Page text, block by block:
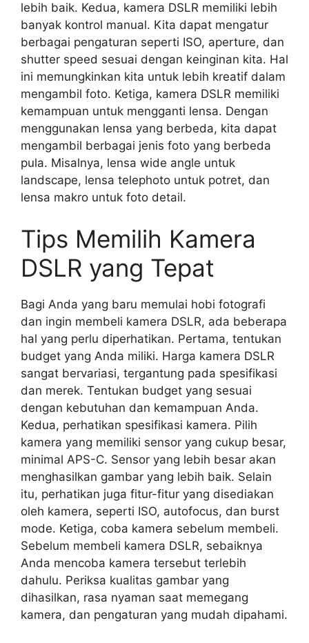
lebih baik. Kedua, kamera DSLR memiliki lebih
banyak kontrol manual. Kita dapat mengatur
berbagai pengaturan seperti ISO, aperture, dan
shutter speed sesuai dengan keinginan kita. Hal
ini memungkinkan kita untuk lebih kreatif dalam
mengambil foto. Ketiga, kamera DSLR memiliki
kemampuan untuk mengganti lensa. Dengan
menggunakan lensa yang berbeda, kita dapat
mengambil berbagai jenis foto yang berbeda
pula. Misalnya, lensa wide angle untuk
landscape, lensa telephoto untuk potret, dan
lensa makro untuk foto detail.
Tips Memilih Kamera
DSLR yang Tepat
Bagi Anda yang baru memulai hobi fotografi
dan ingin membeli kamera DSLR, ada beberapa
hal yang perlu diperhatikan. Pertama, tentukan
budget yang Anda miliki. Harga kamera DSLR
sangat bervariasi, tergantung pada spesifikasi
dan merek. Tentukan budget yang sesuai
dengan kebutuhan dan kemampuan Anda.
Kedua, perhatikan spesifikasi kamera. Pilih
kamera yang memiliki sensor yang cukup besar,
minimal APS-C. Sensor yang lebih besar akan
menghasilkan gambar yang lebih baik. Selain
itu, perhatikan juga fitur-fitur yang disediakan
oleh kamera, seperti ISO, autofocus, dan burst
mode. Ketiga, coba kamera sebelum membeli.
Sebelum membeli kamera DSLR, sebaiknya
Anda mencoba kamera tersebut terlebih
dahulu. Periksa kualitas gambar yang
dihasilkan, rasa nyaman saat memegang
kamera, dan pengaturan yang mudah dipahami.